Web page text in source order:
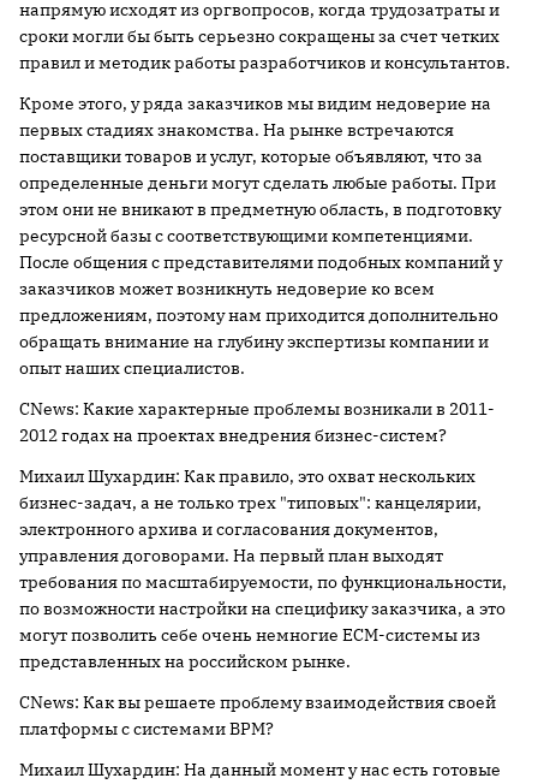
напрямую исходят из оргвопросов, когда трудозатраты и
сроки могли бы быть серьезно сокращены за счет четких
правил и методик работы разработчиков и консультантов.
Кроме этого, у ряда заказчиков мы видим недоверие на
первых стадиях знакомства. На рынке встречаются
поставщики товаров и услуг, которые объявляют, что за
определенные деньги могут сделать любые работы. При
этом они не вникают в предметную область, в подготовку
ресурсной базы с соответствующими компетенциями.
После общения с представителями подобных компаний у
заказчиков может возникнуть недоверие ко всем
предложениям, поэтому нам приходится дополнительно
обращать внимание на глубину экспертизы компании и
опыт наших специалистов.
CNews: Какие характерные проблемы возникали в 2011-
2012 годах на проектах внедрения бизнес-систем?
Михаил Шухардин: Как правило, это охват нескольких
бизнес-задач, а не только трех "типовых": канцелярии,
электронного архива и согласования документов,
управления договорами. На первый план выходят
требования по масштабируемости, по функциональности,
по возможности настройки на специфику заказчика, а это
могут позволить себе очень немногие ECM-системы из
представленных на российском рынке.
CNews: Как вы решаете проблему взаимодействия своей
платформы с системами BPM?
Михаил Шухардин: На данный момент у нас есть готовые